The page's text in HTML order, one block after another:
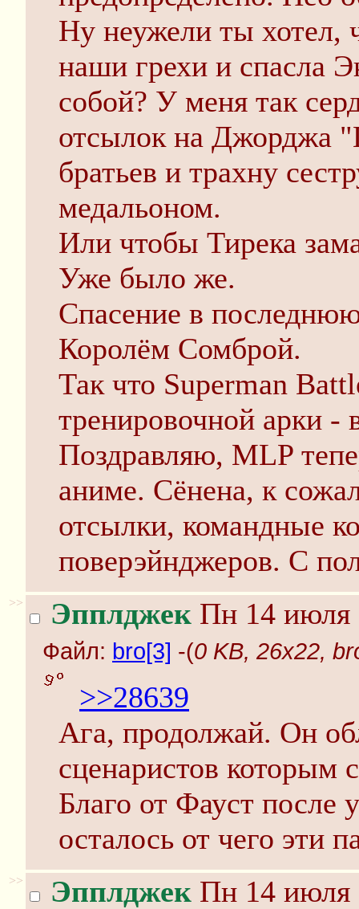
Ну неужели ты хотел,
наши грехи и спасла
собой? У меня так
отсылок на Джорджа
братьев и трахну
медальоном.
Или чтобы Тирека
Уже было же.
Спасение в
Королём Сомброй.
Так что Superman
тренировочной арки -
Поздравляю, MLP
аниме. Сёнена, к
отсылки, командные
поверэйнджеров. С
>> Эпплджек Пн 14 июля
Файл: bro[3] -(0 KB, 26x22,
>>28639
Ага, продолжай. Он
сценаристов которым
Благо от Фауст после
осталось от чего эти
>> Эпплджек Пн 14 июля